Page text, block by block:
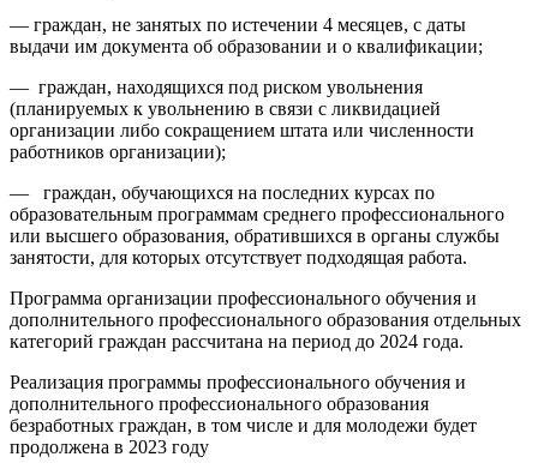
— граждан, не занятых по истечении 4 месяцев, с даты
выдачи им документа об образовании и о квалификации;
— граждан, находящихся под риском увольнения
(планируемых к увольнению в связи с ликвидацией
организации либо сокращением штата или численности
работников организации);
— граждан, обучающихся на последних курсах по
образовательным программам среднего профессионального
или высшего образования, обратившихся в органы службы
занятости, для которых отсутствует подходящая работа.
Программа организации профессионального обучения и
дополнительного профессионального образования отдельных
категорий граждан рассчитана на период до 2024 года.
Реализация программы профессионального обучения и
дополнительного профессионального образования
безработных граждан, в том числе и для молодежи будет
продолжена в 2023 году